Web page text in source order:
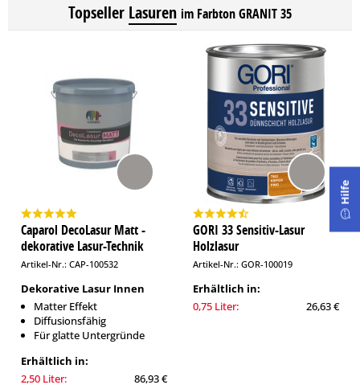
Topseller Lasuren im Farbton GRANIT 35
Caparol DecoLasur Matt -
dekorative Lasur-Technik
Artikel-Nr.: CAP-100532
Dekorative Lasur Innen
Matter Effekt
Diffusionsfähig
Für glatte Untergründe
Erhältlich in:
2,50 Liter:
86,93 €
GORI 33 Sensitiv-Lasur
Holzlasur
Artikel-Nr.: GOR-100019
Erhältlich in:
0,75 Liter:
26,63 €
Hilfe